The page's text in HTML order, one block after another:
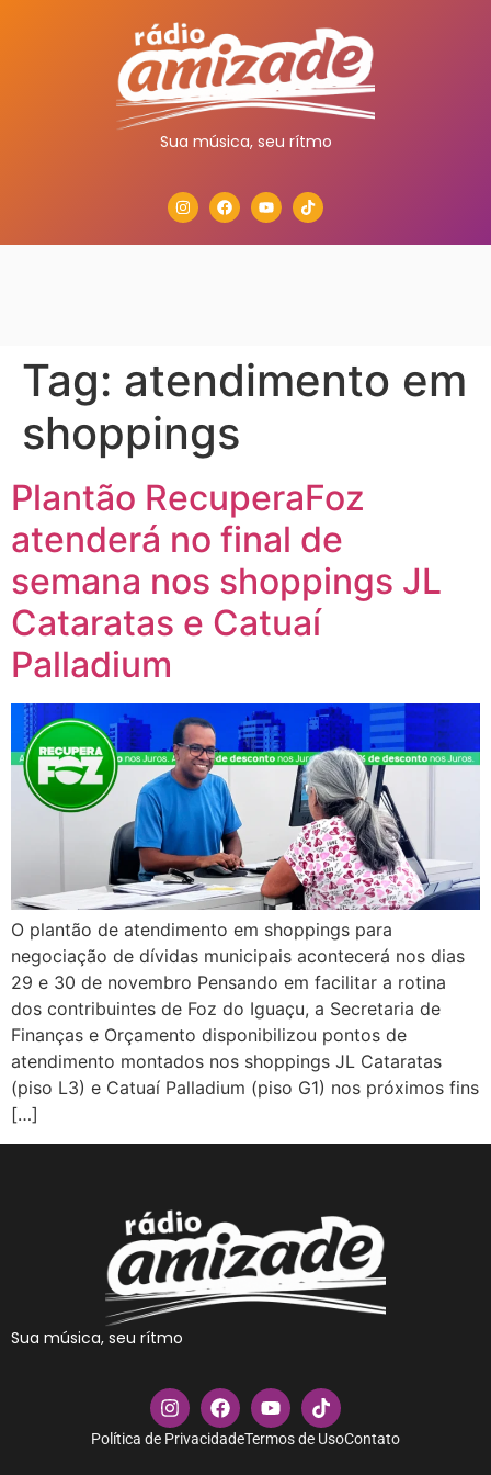
Sua música, seu rítmo
Tag: atendimento em
shoppings
Plantão RecuperaFoz
atenderá no final de
semana nos shoppings JL
Cataratas e Catuaí
Palladium
O plantão de atendimento em shoppings para
negociação de dívidas municipais acontecerá nos dias
29 e 30 de novembro Pensando em facilitar a rotina
dos contribuintes de Foz do Iguaçu, a Secretaria de
Finanças e Orçamento disponibilizou pontos de
atendimento montados nos shoppings JL Cataratas
(piso L3) e Catuaí Palladium (piso G1) nos próximos fins
[…]
Sua música, seu rítmo
Política de PrivacidadeTermos de UsoContato